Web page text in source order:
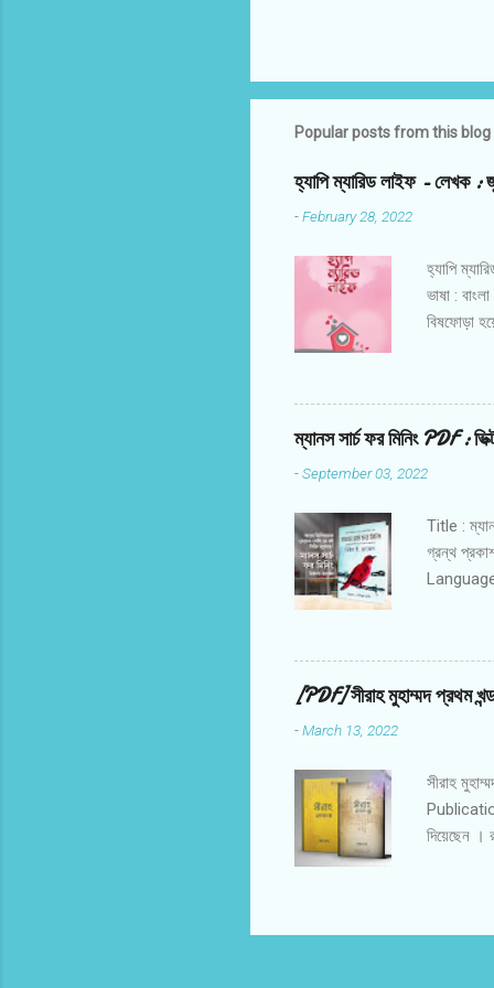
Popular posts from this blog
হ্যাপি ম্যারিড লাইফ -
-February 28, 2022
হ্যাপি
ভাষা :
বিষফোড়া
উঠে
ঋণের মতোই
ভাঙছে
এ বই
ম্যানস সার্চ ফর মিনিং
-September 03, 2022
Title :
গ্রন্থ
Language :
শিবির
প্রেক্ষাপটে
কেমন
[PDF] সীরাহ মুহাম্মদ
-March 13, 2022
সীরাহ
Publication
দিয়েছেন ।
যাকে
করে , তাঁর
করে ।